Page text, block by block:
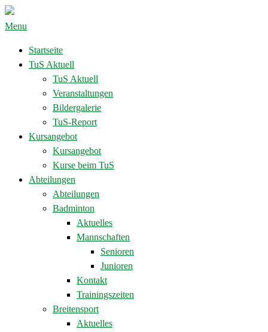
Menu
Startseite
TuS Aktuell
TuS Aktuell
Veranstaltungen
Bildergalerie
TuS-Report
Kursangebot
Kursangebot
Kurse beim TuS
Abteilungen
Abteilungen
Badminton
Aktuelles
Mannschaften
Senioren
Junioren
Kontakt
Trainingszeiten
Breitensport
Aktuelles